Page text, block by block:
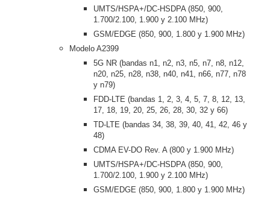
UMTS/HSPA+/DC-HSDPA (850, 900,
1.700/2.100, 1.900 y 2.100 MHz)
GSM/EDGE (850, 900, 1.800 y 1.900 MHz)
Modelo A2399
5G NR (bandas n1, n2, n3, n5, n7, n8, n12,
n20, n25, n28, n38, n40, n41, n66, n77, n78
y n79)
FDD-LTE (bandas 1, 2, 3, 4, 5, 7, 8, 12, 13,
17, 18, 19, 20, 25, 26, 28, 30, 32 y 66)
TD-LTE (bandas 34, 38, 39, 40, 41, 42, 46 y
48)
CDMA EV-DO Rev. A (800 y 1.900 MHz)
UMTS/HSPA+/DC-HSDPA (850, 900,
1.700/2.100, 1.900 y 2.100 MHz)
GSM/EDGE (850, 900, 1.800 y 1.900 MHz)